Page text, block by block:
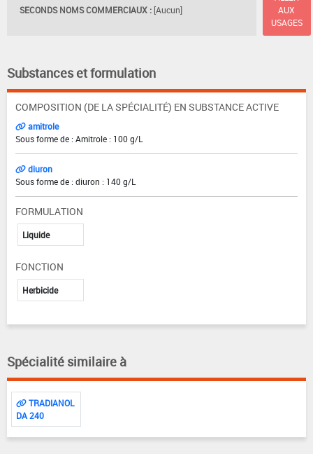
SECONDS NOMS COMMERCIAUX : [Aucun]
AUX
USAGES
Substances et formulation
COMPOSITION (DE LA SPÉCIALITÉ) EN SUBSTANCE ACTIVE
amitrole
Sous forme de : Amitrole : 100 g/L
diuron
Sous forme de : diuron : 140 g/L
FORMULATION
Liquide
FONCTION
Herbicide
Spécialité similaire à
TRADIANOL
DA 240